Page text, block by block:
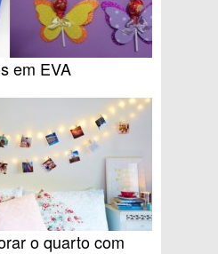
em EVA
o quarto com